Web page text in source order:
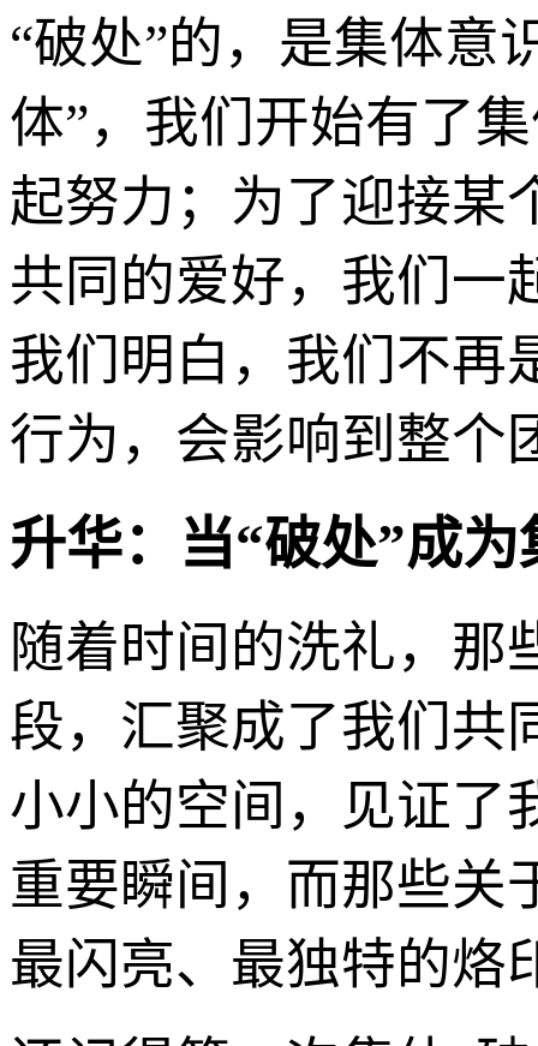
“破处”的，是集体意
体”，我们开始有了
起努力；为了迎接某
共同的爱好，我们一
我们明白，我们不再
行为，会影响到整个
升华：当“破处”成
随着时间的洗礼，那
段，汇聚成了我们共
小小的空间，见证了
重要瞬间，而那些关
最闪亮、最独特的烙